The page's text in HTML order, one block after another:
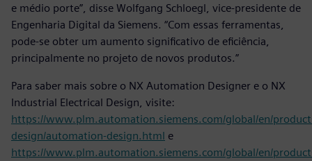
e médio porte”, disse Wolfgang Schloegl, vice-presidente de
Engenharia Digital da Siemens. “Com essas ferramentas,
pode-se obter um aumento significativo de eficiência,
principalmente no projeto de novos produtos.”
Para saber mais sobre o NX Automation Designer e o NX
Industrial Electrical Design, visite:
https://www.plm.automation.siemens.com/global/en/
design/automation-design.html e
https://www.plm.automation.siemens.com/global/en/